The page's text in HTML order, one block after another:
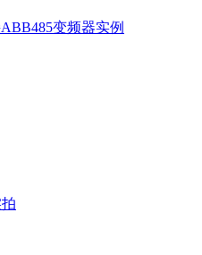
变频器实例